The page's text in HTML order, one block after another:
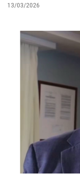
13/03/2026